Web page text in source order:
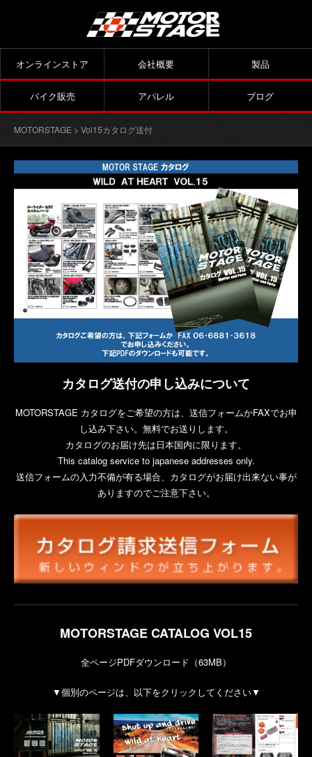
オンラインストア 会社概要 製品
バイク販売 アパレル ブログ
MOTORSTAGE > Vol15カタログ送付
カタログ送付の申し込みについて
MOTORSTAGE カタログをご希望の方は、送信フォームかFAXでお申
し込み下さい。無料でお送りします。
カタログのお届け先は日本国内に限ります。
This catalog service to japanese addresses only.
送信フォームの入力不備が有る場合、カタログがお届け出来ない事が
ありますのでご注意下さい。
MOTORSTAGE CATALOG VOL15
全ページPDFダウンロード（63MB）
▼個別のページは、以下をクリックしてください▼